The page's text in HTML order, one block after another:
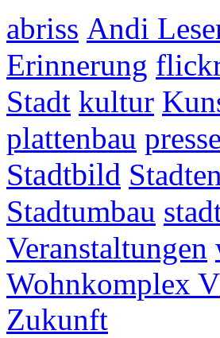
abriss Andi
Erinnerung
Stadt kultur
plattenbau presse
Stadtbild
Stadtumbau
Veranstaltungen
Wohnkomplex V
Zukunft